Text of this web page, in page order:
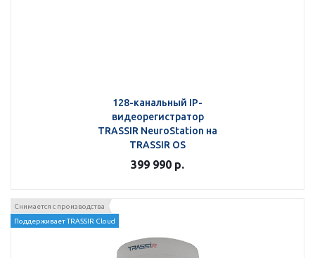
128-канальный IP-
видеорегистратор
TRASSIR NeuroStation на
TRASSIR OS
399 990 р.
Снимается с производства
Поддерживает TRASSIR Cloud